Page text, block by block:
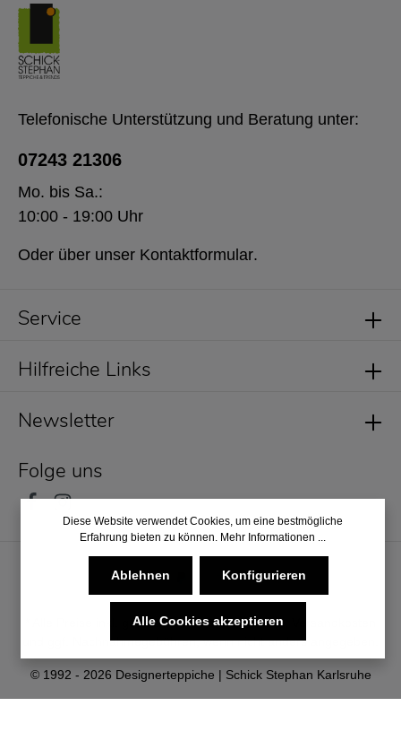
Service
Newsletter
Folge uns
Telefonische Unterstützung und Beratung unter:
07243 21306
Mo. bis Sa.:
10:00 - 19:00 Uhr
Oder über unser Kontaktformular.
Hilfreiche Links
© 1992 - 2026 Designerteppiche | Schick Stephan Karlsruhe
* Alle Preise inkl. gesetzl. Mehrwertsteuer zzgl.
und ggf. Nachnahmegebühren, wenn nicht anders angegeben.
Diese Website verwendet Cookies, um eine bestmögliche
Erfahrung bieten zu können. Mehr Informationen ...
Ablehnen Konfigurieren
Alle Cookies akzeptieren